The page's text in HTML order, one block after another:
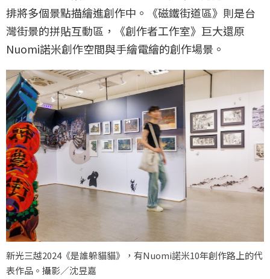
排將多個景點描繪進創作中。《磁鐵街道區》則是台
灣街景的拼貼互動區，《創作者工作室》巨大還原
Nuomi諾米創作空間與手繪電繪的創作場景。
新光三越2024《是誰躲貓貓》，有Nuomi諾米10年創作路上的代
表作品。攝影／沈昱嘉